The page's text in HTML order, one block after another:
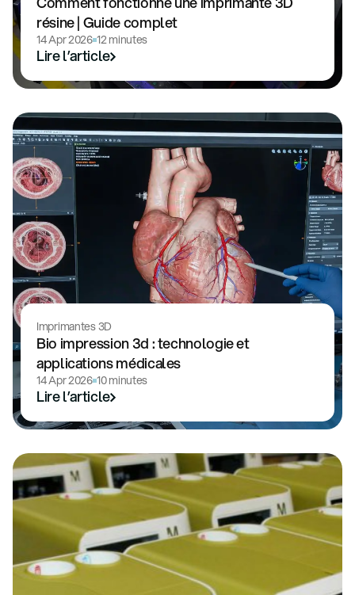
résine | Guide complet
14 Apr 2026 12 minutes
Lire l’article
Imprimantes 3D
Bio impression 3d : technologie et
applications médicales
14 Apr 2026 10 minutes
Lire l’article